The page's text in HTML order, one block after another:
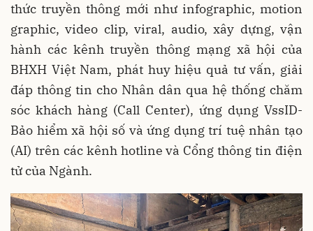
thức truyền thông mới như infographic, motion
graphic, video clip, viral, audio, xây dựng, vận
hành các kênh truyền thông mạng xã hội của
BHXH Việt Nam, phát huy hiệu quả tư vấn, giải
đáp thông tin cho Nhân dân qua hệ thống chăm
sóc khách hàng (Call Center), ứng dụng VssID-
Bảo hiểm xã hội số và ứng dụng trí tuệ nhân tạo
(AI) trên các kênh hotline và Cổng thông tin điện
tử của Ngành.